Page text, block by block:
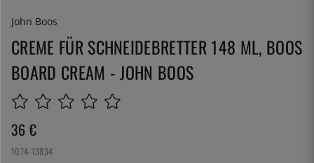
John Boos
CREME FÜR SCHNEIDEBRETTER 148 ML, BOOS
BOARD CREAM - JOHN BOOS
36 €
1074-13834